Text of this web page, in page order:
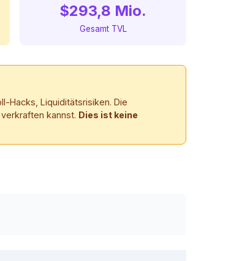
$293,8 Mio.
Gesamt TVL
Hacks, Liquiditätsrisiken. Die
kannst. Dies ist keine